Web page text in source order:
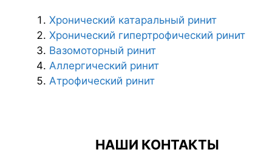
Хронический катаральный ринит
Хронический гипертрофический ринит
Вазомоторный ринит
Аллергический ринит
Атрофический ринит
НАШИ КОНТАКТЫ